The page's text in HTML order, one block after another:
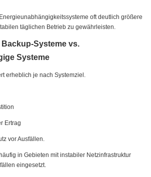
oft deutlich größere
täglichen Betrieb zu gewährleisten.
Systeme vs.
Systeme
erheblich je nach Systemziel.
Ertrag
vor Ausfällen.
in Gebieten mit instabiler Netzinfrastruktur
eingesetzt.